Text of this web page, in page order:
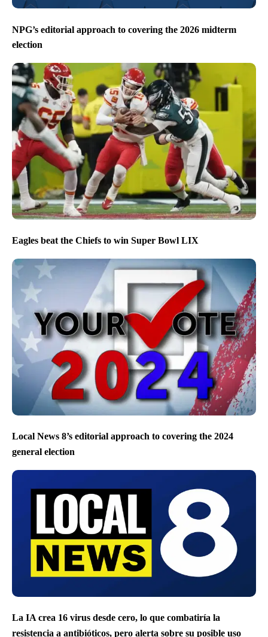
NPG’s editorial approach to covering the 2026 midterm
election
Eagles beat the Chiefs to win Super Bowl LIX
Local News 8’s editorial approach to covering the 2024
general election
La IA crea 16 virus desde cero, lo que combatiría la
resistencia a antibióticos, pero alerta sobre su posible uso